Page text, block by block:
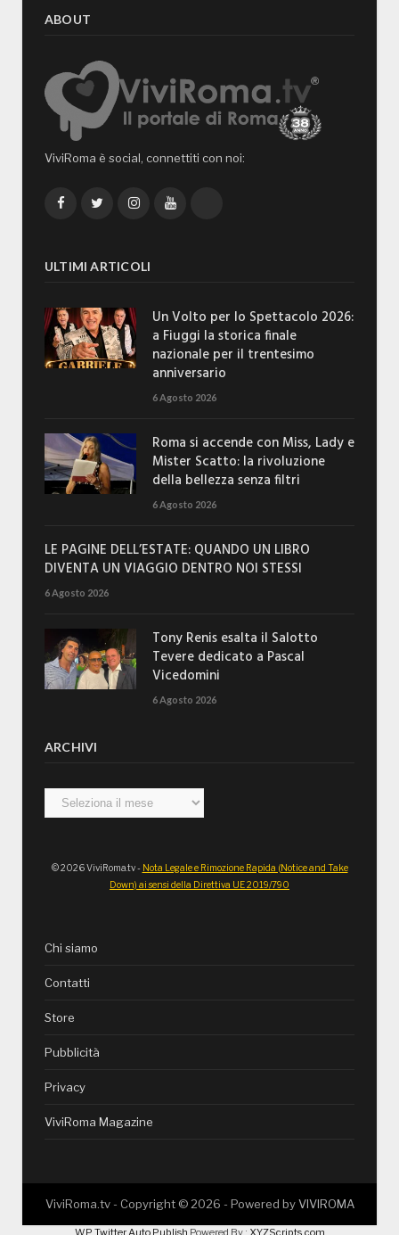
ABOUT
ViviRoma è social, connettiti con noi:
FacebookTwitterInstagramYouTube
ULTIMI ARTICOLI
Un Volto per lo Spettacolo 2026:
a Fiuggi la storica finale
nazionale per il trentesimo
anniversario
6 Agosto 2026
Roma si accende con Miss, Lady e
Mister Scatto: la rivoluzione
della bellezza senza filtri
6 Agosto 2026
LE PAGINE DELL’ESTATE: QUANDO UN LIBRO
DIVENTA UN VIAGGIO DENTRO NOI STESSI
6 Agosto 2026
Tony Renis esalta il Salotto
Tevere dedicato a Pascal
Vicedomini
6 Agosto 2026
ARCHIVI
Archivi
© 2026 ViviRoma.tv - Nota Legale e Rimozione Rapida (Notice and Take
Down) ai sensi della Direttiva UE 2019/790
Chi siamo
Contatti
Store
Pubblicità
Privacy
ViviRoma Magazine
ViviRoma.tv - Copyright ©2026 - Powered byVIVIROMA